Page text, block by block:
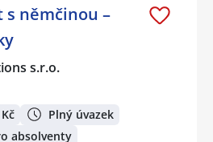
němčinou –
s.r.o.
Plný úvazek
absolventy